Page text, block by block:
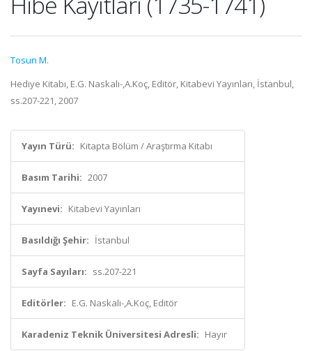
Tosun M.
Hediye Kitabı, E.G. Naskalı-,A.Koç, Editör, Kitabevi Yayınları, İstanbul,
ss.207-221, 2007
Yayın Türü: Kitapta Bölüm / Araştırma Kitabı
Basım Tarihi: 2007
Yayınevi: Kitabevi Yayınları
Basıldığı Şehir: İstanbul
Sayfa Sayıları: ss.207-221
Editörler: E.G. Naskalı-,A.Koç, Editör
Karadeniz Teknik Üniversitesi Adresli: Hayır